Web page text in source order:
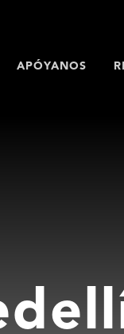
APÓYANOS